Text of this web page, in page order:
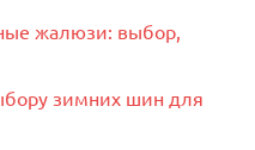
жалюзи: выбор,
зимних шин для